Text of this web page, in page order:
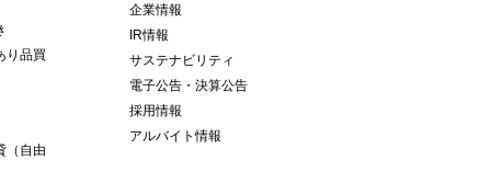
り品買
（自由
企業情報
IR情報
サステナビリティ
電子公告・決算公告
採用情報
アルバイト情報